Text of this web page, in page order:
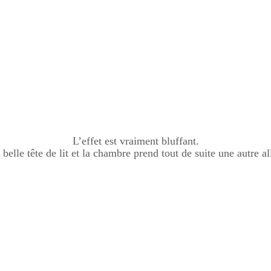
L’effet est vraiment bluffant.
belle tête de lit et la chambre prend tout de suite une autre